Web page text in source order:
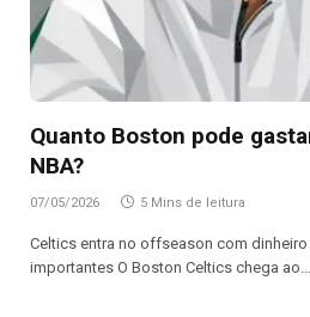
Quanto Boston pode
NBA?
07/05/2026 5 Mins de leitura
Celtics entra no offseason com
importantes O Boston Celtics chega ao…